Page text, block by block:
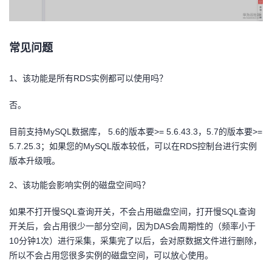
常见问题
1、该功能是所有RDS实例都可以使用吗？
否。
目前支持MySQL数据库， 5.6的版本要>= 5.6.43.3，5.7的版本要>=
5.7.25.3；如果您的MySQL版本较低，可以在RDS控制台进行实例
版本升级哦。
2、该功能会影响实例的磁盘空间吗？
如果不打开慢SQL查询开关，不会占用磁盘空间，打开慢SQL查询
开关后，会占用很少一部分空间，因为DAS会周期性的（频率小于
10分钟1次）进行采集，采集完了以后，会对原数据文件进行删除，
所以不会占用您很多实例的磁盘空间，可以放心使用。